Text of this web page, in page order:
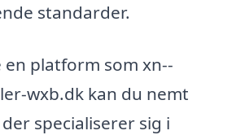
standarder.
platform som xn--
wxb.dk kan du nemt
specialiserer sig i